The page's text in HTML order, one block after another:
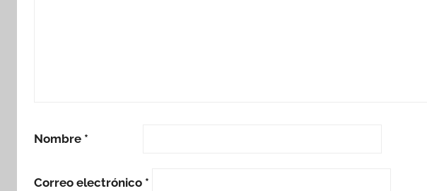
Nombre *
Correo electrónico *